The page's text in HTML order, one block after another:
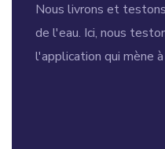
Nous livrons et
de l'eau. Ici, nous
l'application qui mène